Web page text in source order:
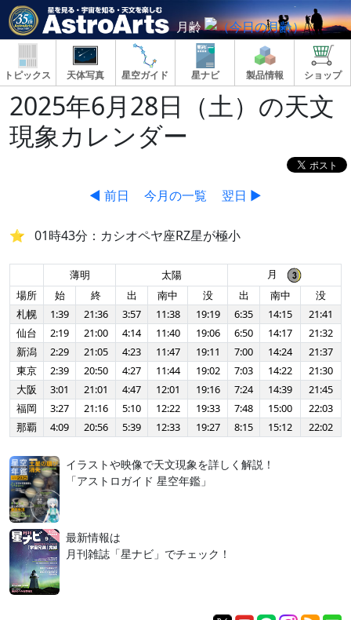
月齢
トピックス 天体写真 星空ガイド 星ナビ 製品情報 ショップ
2025年6月28日（土）の天文
現象カレンダー
◀ 前日 今月の一覧 翌日 ▶
01時43分：カシオペヤ座RZ星が極小
薄明 太陽
月
場所
始 終 出 南中 没 出 南中
没
札幌
1:39 21:36 3:57 11:38 19:19 6:35 14:15
21:41
仙台
2:19 21:00 4:14 11:40 19:06 6:50 14:17
21:32
新潟
2:29 21:05 4:23 11:47 19:11 7:00 14:24
21:37
東京
2:39 20:50 4:27 11:44 19:02 7:03 14:22
21:30
大阪
3:01 21:01 4:47 12:01 19:16 7:24 14:39
21:45
福岡
3:27 21:16 5:10 12:22 19:33 7:48 15:00
22:03
那覇
4:09 20:56 5:39 12:33 19:27 8:15 15:12 22:02
イラストや映像で天文現象を詳しく解説！
「アストロガイド 星空年鑑」
最新情報は
月刊雑誌「星ナビ」でチェック！